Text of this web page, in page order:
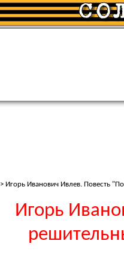
> Игорь Иванович Ивлев. Повесть
Игорь